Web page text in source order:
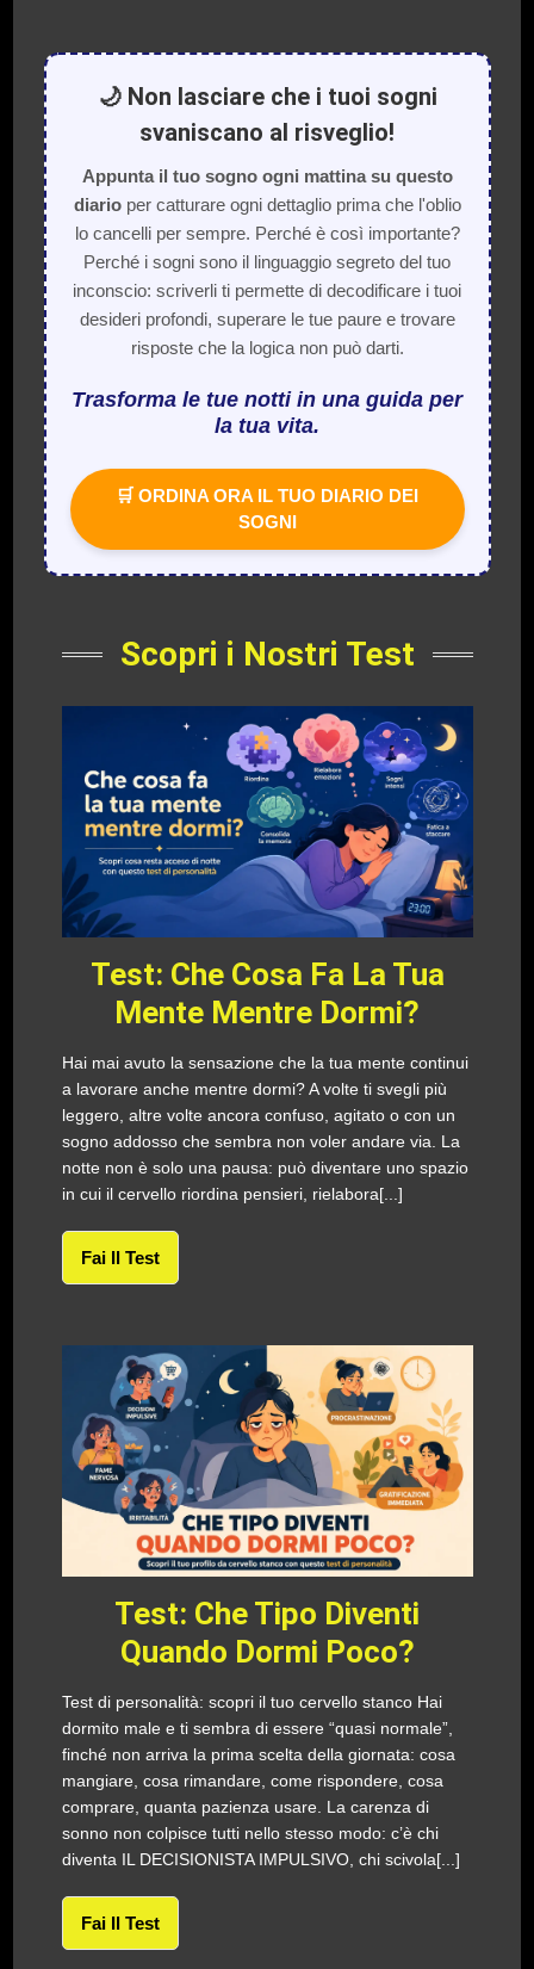
🌙 Non lasciare che i tuoi sogni
svaniscano al risveglio!
Appunta il tuo sogno ogni mattina su questo
diarioper catturare ogni dettaglio prima che l'oblio
lo cancelli per sempre. Perché è così importante?
Perché i sogni sono il linguaggio segreto del tuo
inconscio: scriverli ti permette di decodificare i tuoi
desideri profondi, superare le tue paure e trovare
risposte che la logica non può darti.
Trasforma le tue notti in una guida per
la tua vita.
🛒 ORDINA ORA IL TUO DIARIO DEI
SOGNI
Scopri i Nostri Test
Test: Che Cosa Fa La Tua
Mente Mentre Dormi?
Hai mai avuto la sensazione che la tua mente continui
a lavorare anche mentre dormi? A volte ti svegli più
leggero, altre volte ancora confuso, agitato o con un
sogno addosso che sembra non voler andare via. La
notte non è solo una pausa: può diventare uno spazio
in cui il cervello riordina pensieri, rielabora[...]
Fai Il Test
Test: Che Tipo Diventi
Quando Dormi Poco?
Test di personalità: scopri il tuo cervello stanco Hai
dormito male e ti sembra di essere “quasi normale”,
finché non arriva la prima scelta della giornata: cosa
mangiare, cosa rimandare, come rispondere, cosa
comprare, quanta pazienza usare. La carenza di
sonno non colpisce tutti nello stesso modo: c’è chi
diventa IL DECISIONISTA IMPULSIVO, chi scivola[...]
Fai Il Test